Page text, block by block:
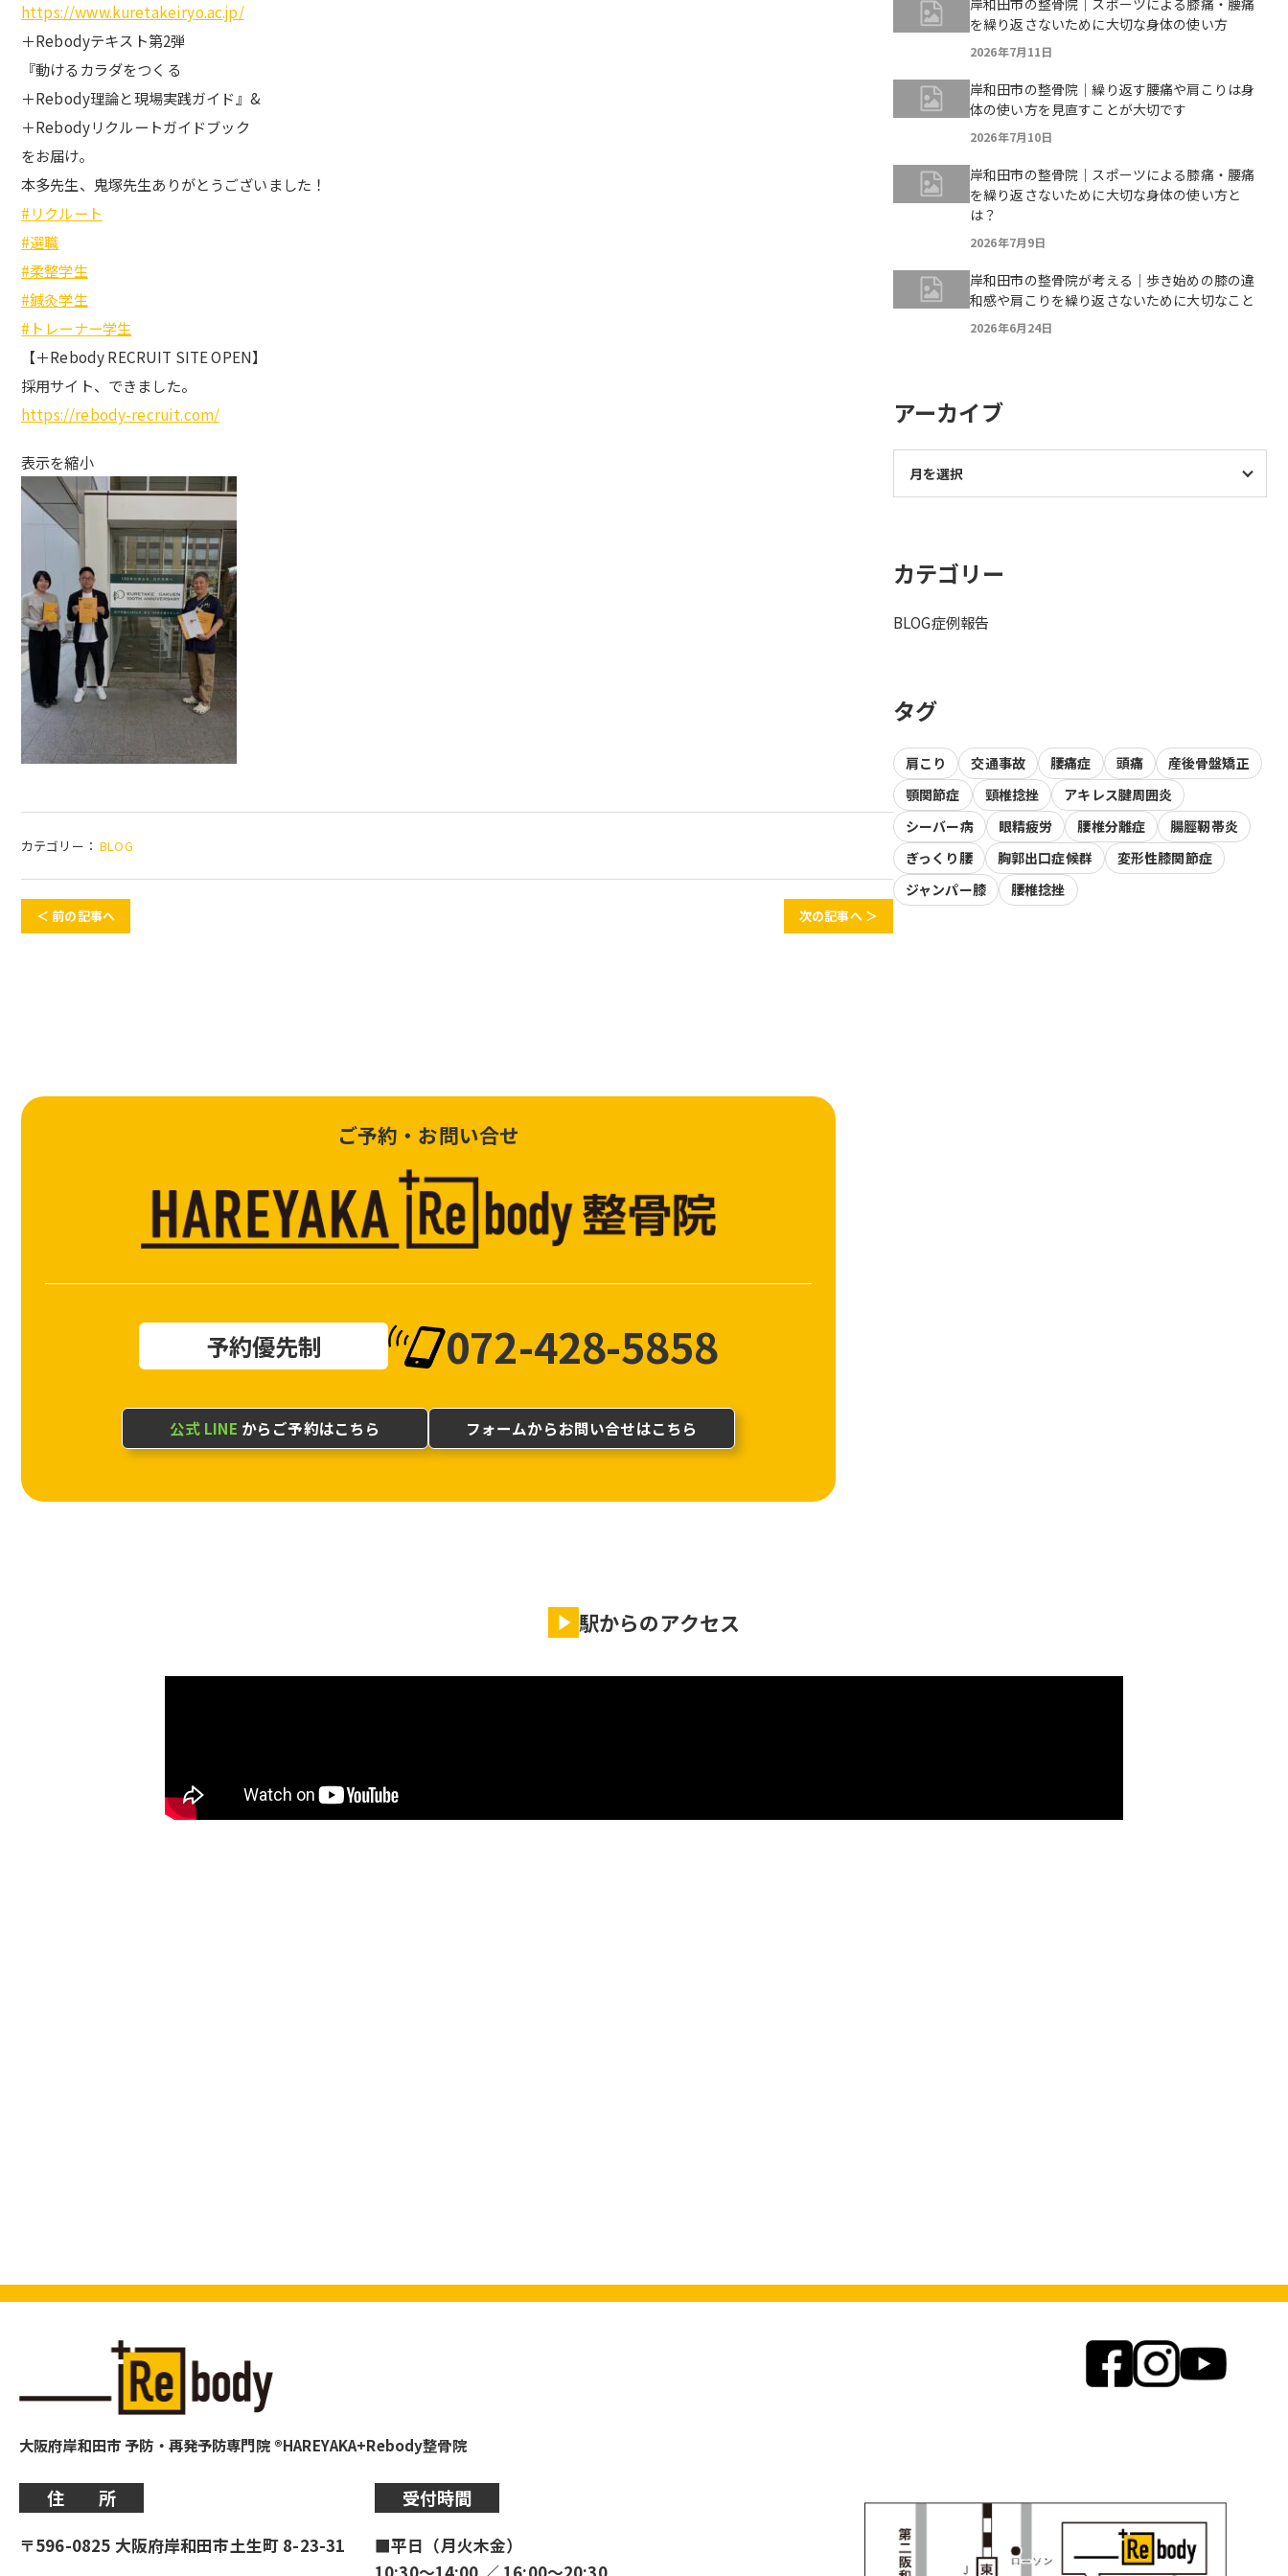
https://www.kuretakeiryo.ac.jp/
＋Rebodyテキスト第2弾
『動けるカラダをつくる
＋Rebody理論と現場実践ガイド』&
＋Rebodyリクルートガイドブック
をお届け。
本多先生、鬼塚先生ありがとうございました！
#リクルート
#選職
#柔整学生
#鍼灸学生
#トレーナー学生
【＋Rebody RECRUIT SITE OPEN】
採用サイト、できました。
https://rebody-recruit.com/
表示を縮小
カテゴリー： BLOG
＜ 前の記事へ 次の記事へ ＞
岸和田市の整骨院｜スポーツによる膝痛・腰痛
を繰り返さないために大切な身体の使い方
2026年7月11日
岸和田市の整骨院｜繰り返す腰痛や肩こりは身
体の使い方を見直すことが大切です
2026年7月10日
岸和田市の整骨院｜スポーツによる膝痛・腰痛
を繰り返さないために大切な身体の使い方と
は？
2026年7月9日
岸和田市の整骨院が考える｜歩き始めの膝の違
和感や肩こりを繰り返さないために大切なこと
2026年6月24日
アーカイブ
カテゴリー
BLOG症例報告
タグ
肩こり 交通事故 腰痛症 頭痛
産後骨盤矯正
顎関節症
頸椎捻挫
アキレス腱周囲炎
シーバー病
眼精疲労 腰椎分離症
腸脛靭帯炎
ぎっくり腰
胸郭出口症候群
変形性膝関節症
ジャンパー膝
腰椎捻挫
ご予約・お問い合せ
予約優先制 072-428-5858
公式 LINE からご予約はこちら フォームからお問い合せはこちら
駅からのアクセス
大阪府岸和田市 予防・再発予防専門院 ®HAREYAKA+Rebody整骨院
住 所
〒596-0825 大阪府岸和田市土生町 8-23-31
受付時間
■平日（月火木金）